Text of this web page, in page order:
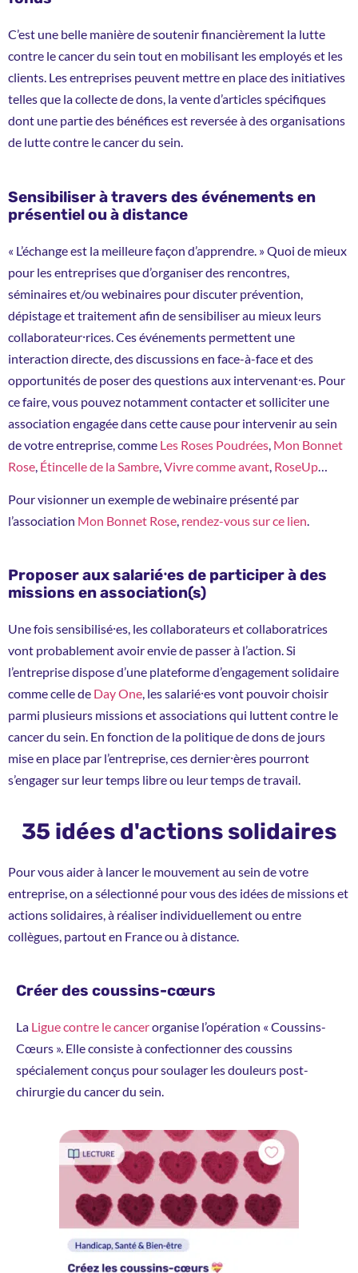
C’est une belle manière de soutenir financièrement la lutte
contre le cancer du sein tout en mobilisant les employés et les
clients. Les entreprises peuvent mettre en place des initiatives
telles que la collecte de dons, la vente d’articles spécifiques
dont une partie des bénéfices est reversée à des organisations
de lutte contre le cancer du sein.
Sensibiliser à travers des événements en
présentiel ou à distance
« L’échange est la meilleure façon d’apprendre. » Quoi de mieux
pour les entreprises que d’organiser des rencontres,
séminaires et/ou webinaires pour discuter prévention,
dépistage et traitement afin de sensibiliser au mieux leurs
collaborateur⸱rices. Ces événements permettent une
interaction directe, des discussions en face-à-face et des
opportunités de poser des questions aux intervenant⸱es. Pour
ce faire, vous pouvez notamment contacter et solliciter une
association engagée dans cette cause pour intervenir au sein
de votre entreprise, comme Les Roses Poudrées Mon Bonnet
Rose Étincelle de la Sambre Vivre comme avant RoseUp
Pour visionner un exemple de webinaire présenté par
l’association Mon Bonnet Rose, rendez-vous sur ce lien.
Proposer aux salarié⸱es de participer à des
missions en association(s)
Une fois sensibilisé⸱es, les collaborateurs et collaboratrices
vont probablement avoir envie de passer à l’action. Si
l’entreprise dispose d’une plateforme d’engagement solidaire
comme celle de Day One, les salarié⸱es vont pouvoir choisir
parmi plusieurs missions et associations qui luttent contre le
cancer du sein. En fonction de la politique de dons de jours
mise en place par l’entreprise, ces dernier⸱ères pourront
s’engager sur leur temps libre ou leur temps de travail.
35 idées d'actions solidaires
Pour vous aider à lancer le mouvement au sein de votre
entreprise, on a sélectionné pour vous des idées de missions et
actions solidaires, à réaliser individuellement ou entre
collègues, partout en France ou à distance.
Créer des coussins-cœurs
La Ligue contre le cancerorganise l’opération « Coussins-
Cœurs ». Elle consiste à confectionner des coussins
spécialement conçus pour soulager les douleurs post-
chirurgie du cancer du sein.